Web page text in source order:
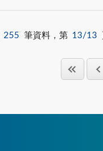
255 筆資料，第 13/13